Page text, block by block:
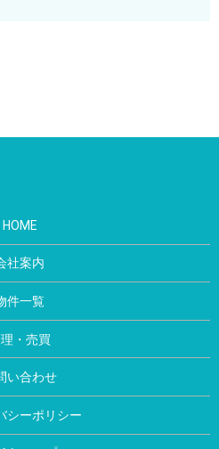
HOME
社案内
件一覧
・売買
い合わせ
シーポリシー